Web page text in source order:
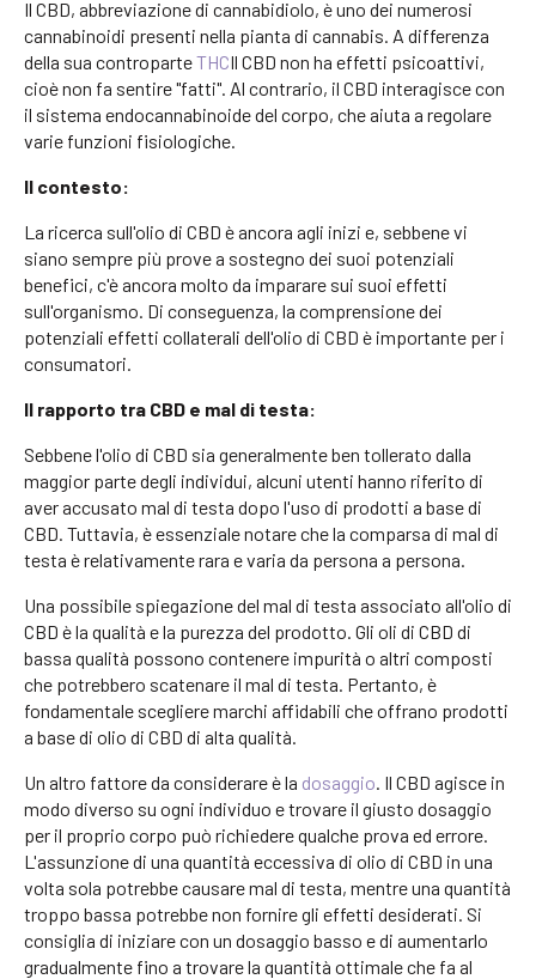
Il CBD, abbreviazione di cannabidiolo, è uno dei numerosi
cannabinoidi presenti nella pianta di cannabis. A differenza
della sua controparteTHCIl CBD non ha effetti psicoattivi,
cioè non fa sentire "fatti". Al contrario, il CBD interagisce con
il sistema endocannabinoide del corpo, che aiuta a regolare
varie funzioni fisiologiche.
Il contesto:
La ricerca sull'olio di CBD è ancora agli inizi e, sebbene vi
siano sempre più prove a sostegno dei suoi potenziali
benefici, c'è ancora molto da imparare sui suoi effetti
sull'organismo. Di conseguenza, la comprensione dei
potenziali effetti collaterali dell'olio di CBD è importante per i
consumatori.
Il rapporto tra CBD e mal di testa:
Sebbene l'olio di CBD sia generalmente ben tollerato dalla
maggior parte degli individui, alcuni utenti hanno riferito di
aver accusato mal di testa dopo l'uso di prodotti a base di
CBD. Tuttavia, è essenziale notare che la comparsa di mal di
testa è relativamente rara e varia da persona a persona.
Una possibile spiegazione del mal di testa associato all'olio di
CBD è la qualità e la purezza del prodotto. Gli oli di CBD di
bassa qualità possono contenere impurità o altri composti
che potrebbero scatenare il mal di testa. Pertanto, è
fondamentale scegliere marchi affidabili che offrano prodotti
a base di olio di CBD di alta qualità.
Un altro fattore da considerare è la dosaggio. Il CBD agisce in
modo diverso su ogni individuo e trovare il giusto dosaggio
per il proprio corpo può richiedere qualche prova ed errore.
L'assunzione di una quantità eccessiva di olio di CBD in una
volta sola potrebbe causare mal di testa, mentre una quantità
troppo bassa potrebbe non fornire gli effetti desiderati. Si
consiglia di iniziare con un dosaggio basso e di aumentarlo
gradualmente fino a trovare la quantità ottimale che fa al